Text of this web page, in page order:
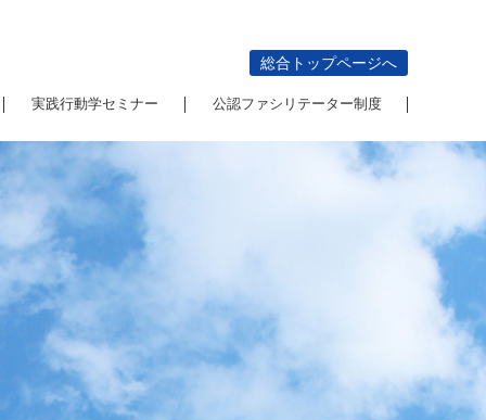
総合トップページへ
実践行動学セミナー 公認ファシリテーター制度